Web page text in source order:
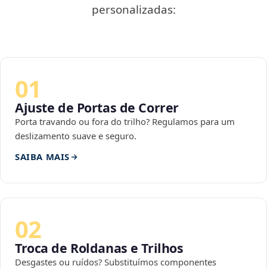
personalizadas:
01
Ajuste de Portas de Correr
Porta travando ou fora do trilho? Regulamos para um
deslizamento suave e seguro.
SAIBA MAIS
02
Troca de Roldanas e Trilhos
Desgastes ou ruídos? Substituímos componentes